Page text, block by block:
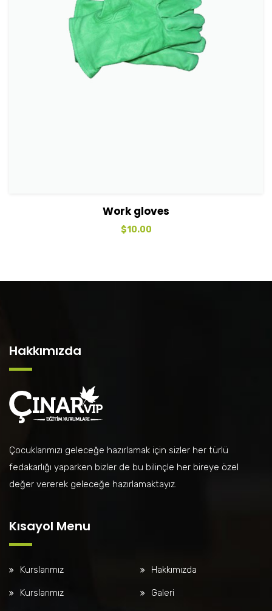
View DetailsWork gloves
$10.00
Hakkımızda
Çocuklarımızı geleceğe hazırlamak için sizler her türlü
fedakarlığı yaparken bizler de bu bilinçle her bireye özel
değer vererek geleceğe hazırlamaktayız.
Kısayol Menu
Kurslarımız Hakkımızda
Kurslarımız Galeri